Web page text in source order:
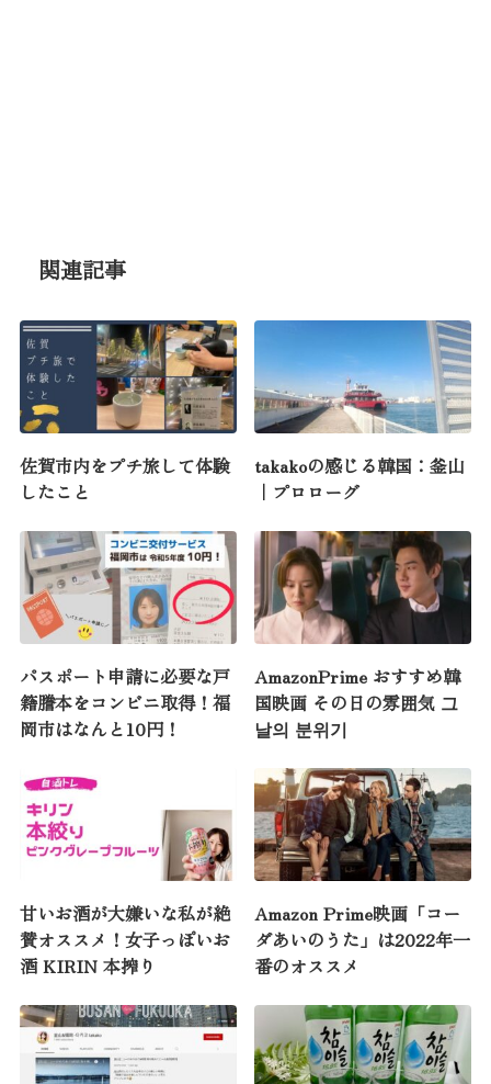
関連記事
佐賀市内をプチ旅して体験
したこと
takakoの感じる韓国：釜山
｜プロローグ
パスポート申請に必要な戸
籍謄本をコンビニ取得！福
岡市はなんと10円！
AmazonPrime おすすめ韓
国映画 その日の雰囲気 그
날의 분위기
甘いお酒が大嫌いな私が絶
賛オススメ！女子っぽいお
酒 KIRIN 本搾り
Amazon Prime映画「コー
ダあいのうた」は2022年一
番のオススメ